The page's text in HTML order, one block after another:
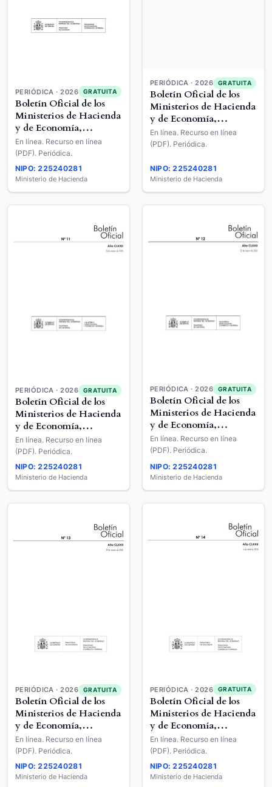
PERIÓDICA · 2026 GRATUITA
Boletín Oficial de los
Ministerios de Hacienda
y de Economía,
Comercio y Empresa
En línea. Recurso en línea
(PDF). Periódica.
NIPO: 225240281
Ministerio de Hacienda
PERIÓDICA · 2026 GRATUITA
Boletín Oficial de los
Ministerios de Hacienda
y de Economía,
Comercio y Empresa
En línea. Recurso en línea
NIPO: 225240281
Ministerio de Hacienda
PERIÓDICA · 2026 GRATUITA
Boletín Oficial de los
Ministerios de Hacienda
y de Economía,
Comercio y Empresa
En línea. Recurso en línea
(PDF). Periódica.
NIPO: 225240281
Ministerio de Hacienda
PERIÓDICA · 2026 GRATUITA
Boletín Oficial de los
Ministerios de Hacienda
y de Economía,
Comercio y Empresa
En línea. Recurso en línea
(PDF). Periódica.
NIPO: 225240281
Ministerio de Hacienda
PERIÓDICA · 2026 GRATUITA
Boletín Oficial de los
Ministerios de Hacienda
y de Economía,
Comercio y Empresa
En línea. Recurso en línea
(PDF). Periódica.
NIPO: 225240281
Ministerio de Hacienda
PERIÓDICA · 2026 GRATUITA
Boletín Oficial de los
Ministerios de Hacienda
y de Economía,
Comercio y Empresa
En línea. Recurso en línea
(PDF). Periódica.
NIPO: 225240281
Ministerio de Hacienda